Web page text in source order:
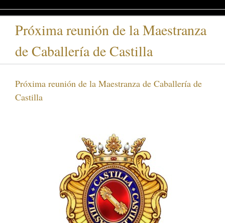
Próxima reunión de la Maestranza
de Caballería de Castilla
Próxima reunión de la Maestranza de Caballería de
Castilla